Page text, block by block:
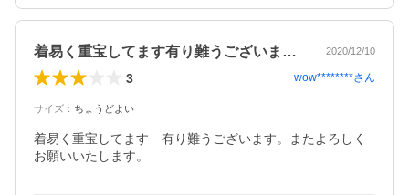
着易く重宝してます有り難うございます。… 2020/12/10
3 wow********さん
サイズ ： ちょうどよい
着易く重宝してます　有り難うございます。またよろしく
お願いいたします。